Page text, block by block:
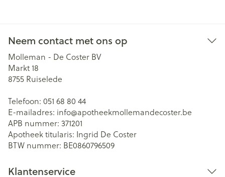
Neem contact met ons op
Molleman - De Coster BV
Markt 18
8755 Ruiselede
Telefoon: 051 68 80 44
E-mailadres: info@apotheekmollemandecoster.be
APB nummer: 371201
Apotheek titularis: Ingrid De Coster
BTW nummer: BE0860796509
Klantenservice